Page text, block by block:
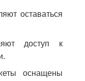
оставаться
доступ к
оснащены